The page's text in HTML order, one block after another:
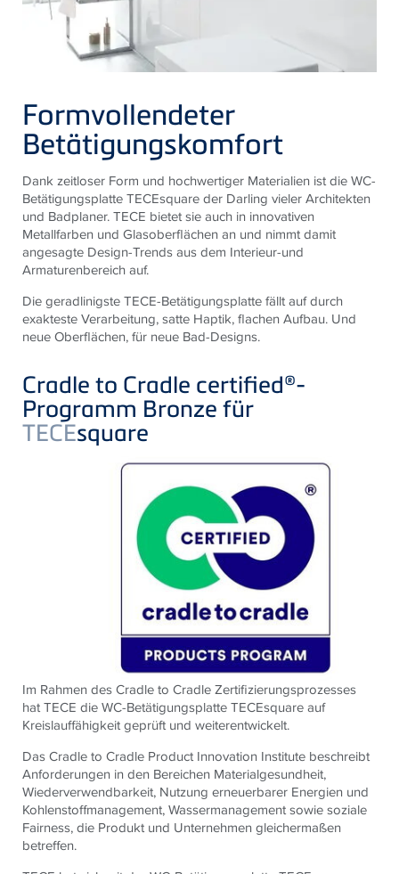
Formvollendeter
Betätigungskomfort
Dank zeitloser Form und hochwertiger Materialien ist die WC-
Betätigungsplatte TECEsquare der Darling vieler Architekten
und Badplaner. TECE bietet sie auch in innovativen
Metallfarben und Glasoberflächen an und nimmt damit
angesagte Design-Trends aus dem Interieur-und
Armaturenbereich auf.
Die geradlinigste TECE-Betätigungsplatte fällt auf durch
exakteste Verarbeitung, satte Haptik, flachen Aufbau. Und
neue Oberflächen, für neue Bad-Designs.
Cradle to Cradle certified®-
Programm Bronze für
TECEsquare
Im Rahmen des Cradle to Cradle Zertifizierungsprozesses
hat TECE die WC-Betätigungsplatte TECEsquare auf
Kreislauffähigkeit geprüft und weiterentwickelt.
Das Cradle to Cradle Product Innovation Institute beschreibt
Anforderungen in den Bereichen Materialgesundheit,
Wiederverwendbarkeit, Nutzung erneuerbarer Energien und
Kohlenstoffmanagement, Wassermanagement sowie soziale
Fairness, die Produkt und Unternehmen gleichermaßen
betreffen.